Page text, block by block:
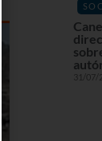
31/07/